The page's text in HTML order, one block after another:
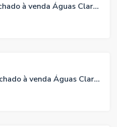
Sítio em condomínio fechado à venda Águas Claras/Viamão/RS , referência 657
Casa em condomínio fechado à venda Águas Claras/Viamão/RS , referência 760